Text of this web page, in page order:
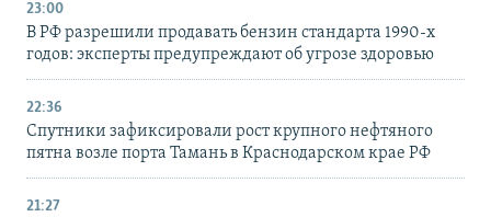
23:00
В РФ разрешили продавать бензин стандарта 1990-х
годов: эксперты предупреждают об угрозе здоровью
22:36
Спутники зафиксировали рост крупного нефтяного
пятна возле порта Тамань в Краснодарском крае РФ
21:27